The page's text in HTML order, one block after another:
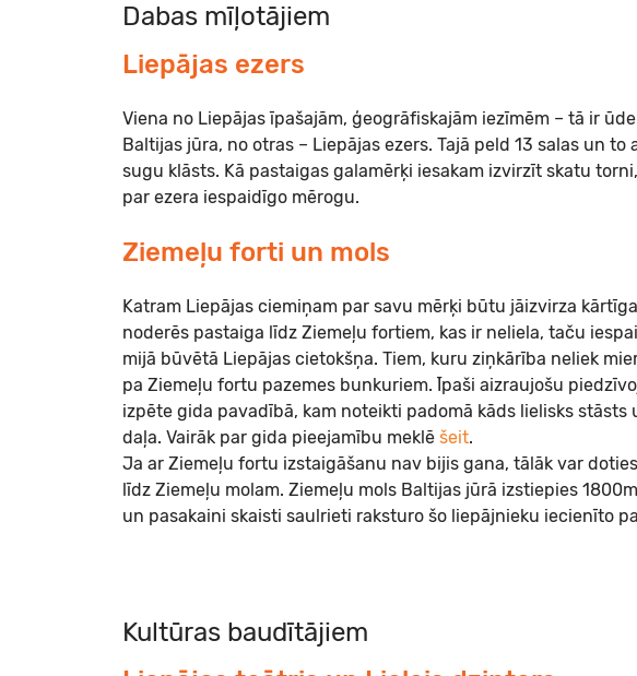
Dabas mīļotājiem
Liepājas ezers
Viena no Liepājas īpašajām, ģeogrāfiskajām iezīmēm – tā ir
Baltijas jūra, no otras – Liepājas ezers. Tajā peld 13 salas un
sugu klāsts. Kā pastaigas galamērķi iesakam izvirzīt skatu
par ezera iespaidīgo mērogu.
Ziemeļu forti un mols
Katram Liepājas ciemiņam par savu mērķi būtu jāizvirza
noderēs pastaiga līdz Ziemeļu fortiem, kas ir neliela, taču
mijā būvētā Liepājas cietokšņa. Tiem, kuru ziņkārība neliek
pa Ziemeļu fortu pazemes bunkuriem. Īpaši aizraujošu
izpēte gida pavadībā, kam noteikti padomā kāds lielisks
daļa. Vairāk par gida pieejamību meklē šeit.
Ja ar Ziemeļu fortu izstaigāšanu nav bijis gana, tālāk var
līdz Ziemeļu molam. Ziemeļu mols Baltijas jūrā izstiepies
un pasakaini skaisti saulrieti raksturo šo liepājnieku iecienīto
Kultūras baudītājiem